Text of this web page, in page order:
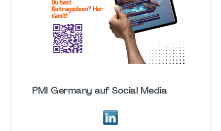
PMI Germany auf Social Media